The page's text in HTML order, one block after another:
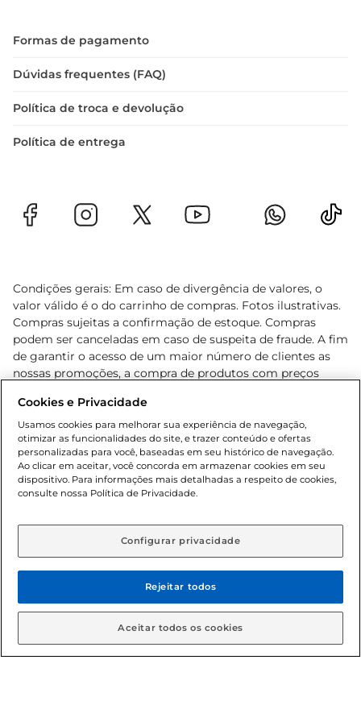
- Tipo: Caneta esferográfica
- Cores: 4 (brilhantes)
- Uso: Escolar, profissional, artístico
Formas de pagamento
Dúvidas frequentes (FAQ)
Política de troca e devolução
Política de entrega
Condições gerais: Em caso de divergência de valores, o
valor válido é o do carrinho de compras. Fotos ilustrativas.
Compras sujeitas a confirmação de estoque. Compras
podem ser canceladas em caso de suspeita de fraude. A fim
de garantir o acesso de um maior número de clientes as
nossas promoções, a compra de produtos com preços
cliente. Os preços, ofertas e condições são exclusivos para
o e-commerce e válidos durante o dia de hoje, podendo
sofrer alterações sem prévia notificação. Proibida a venda
de bebidas alcoólicas para menores de 18 anos, conforme
Lei n.º 8069/90, art. 81, inciso II (Estatuto da Criança e do
Adolescente). Preços e condições exclusivos para o
aviso prévio. O valor mínimo para as compras on-line é de
© 2026 Copyright. Todos os direitos
reservados Gbarbosa.
Cookies e Privacidade
Usamos cookies para melhorar sua experiência de navegação,
otimizar as funcionalidades do site, e trazer conteúdo e ofertas
personalizadas para você, baseadas em seu histórico de navegação.
Ao clicar em aceitar, você concorda em armazenar cookies em seu
dispositivo. Para informações mais detalhadas a respeito de cookies,
consulte nossa Política de Privacidade.
Configurar privacidade
Rejeitar todos
Aceitar todos os cookies